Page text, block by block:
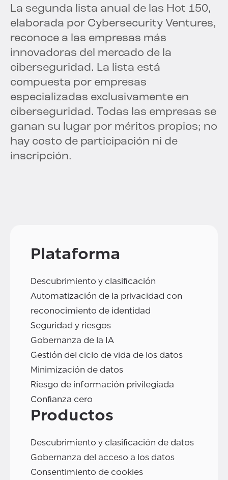
La segunda lista anual de las Hot 150,
elaborada por Cybersecurity Ventures,
reconoce a las empresas más
innovadoras del mercado de la
ciberseguridad. La lista está
compuesta por empresas
especializadas exclusivamente en
ciberseguridad. Todas las empresas se
ganan su lugar por méritos propios; no
hay costo de participación ni de
inscripción.
Plataforma
Descubrimiento y clasificación
Automatización de la privacidad con
reconocimiento de identidad
Seguridad y riesgos
Gobernanza de la IA
Gestión del ciclo de vida de los datos
Minimización de datos
Riesgo de información privilegiada
Confianza cero
Productos
Descubrimiento y clasificación de datos
Gobernanza del acceso a los datos
Consentimiento de cookies